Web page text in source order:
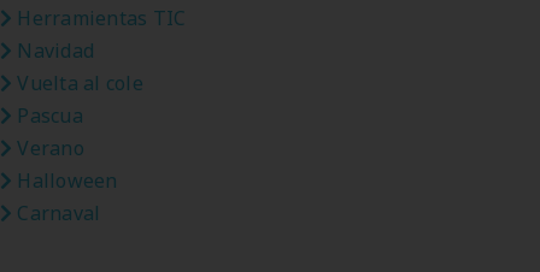
Herramientas TIC
Navidad
Vuelta al cole
Pascua
Verano
Halloween
Carnaval